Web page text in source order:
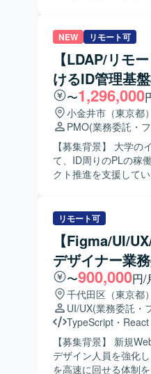
し、データドリブン
術以外の要素も含む
解決を楽しめるマイ
術を積極的に取り込
を求めています。 【ポジションの魅力】 多様なコンテンツとコミュニ
ティから生まれるユ
できます。 国内でも
ームで、推薦・検索
薦に活用する実践的
極的に取り入れ、対
定やロードマップ策
提にライブラリを選
利用します。 開発に
Pythonプロジェクト
します。 データ処理
を使用し、大規模デ
クラウドサービスと
す。
開発プロジェクトに
す。機能開発におけ
していただき、バッ
フロントエンド開発
ックに基づく改善、
ング、クラウドサー
環境の改善にも取り組んでいただき
のためにこだわりを
に沿った志向性をお
ンに共感し、プロダ
る方、インターネッ
しみ、変化に柔軟に
の成長や成功も喜べる
ションの魅力】 成長
わりながら、トラフ
ールや複雑性の高い
善と新機能開発を両
行うことで、サーバ
環境です。少人数チ
ロダクトの価値向上に直接貢
ウドサービスの活用
環境の改善に取り組
NEW リモート可
【LDAP/リモ
けるID管理基
〜1,296,000
小金井市（東京都）
PMO(業務委託・
【募集背景】 大学
て、ID周りのPLの稼
クト推進を支援していただくポ
いただきます。LDAP
調整対応を実施して
や課題管理を行って
り、主体的に課題解
作成、レビュー、会
および構築フェーズ全
る人物像】 自走して
体的に推進できる方
ーションを円滑に行
クトを前進させられ
ら、全体像を把握して動ける
力】 大学の大規模イ
リモート可
【Figma/UI/
デザイナー業
〜900,000円/
千代田区（東京都）
UI/UX(業務委託・
TypeScript ・ React
【募集背景】 新規
デザイン人員を強化
を高速に回せる体制を目指して